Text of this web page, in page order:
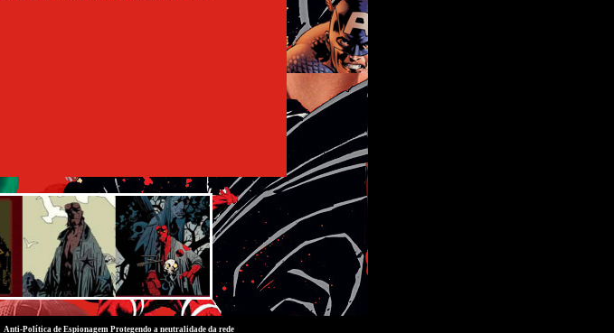
Anti-Política de EspionagemProtegendo a neutralidade da rede